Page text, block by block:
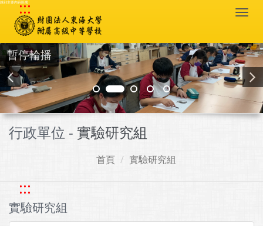
跳到主要內容區塊
:::
暫停輪播
行政單位 - 實驗研究組
首頁 實驗研究組
:::
實驗研究組